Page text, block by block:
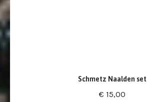
Schmetz Naalden set
€ 15,00